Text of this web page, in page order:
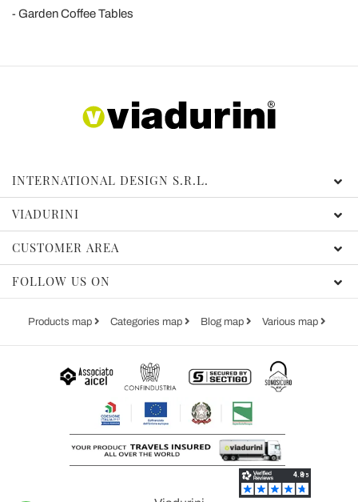
Garden Coffee Tables
INTERNATIONAL DESIGN S.R.L.
VIADURINI
CUSTOMER AREA
FOLLOW US ON
Products map Categories map Blog map Various map